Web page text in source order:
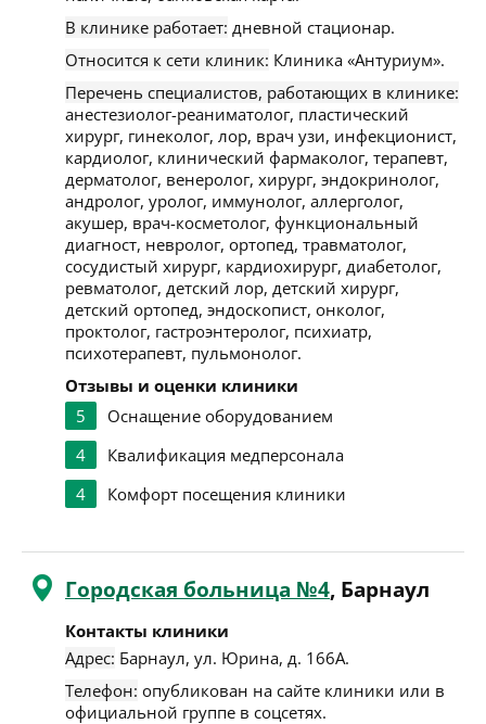
В клинике работает: дневной стационар.
Относится к сети клиник: Клиника «Антуриум».
Перечень специалистов, работающих в клинике:
анестезиолог-реаниматолог, пластический
хирург, гинеколог, лор, врач узи, инфекционист,
кардиолог, клинический фармаколог, терапевт,
дерматолог, венеролог, хирург, эндокринолог,
андролог, уролог, иммунолог, аллерголог,
акушер, врач-косметолог, функциональный
диагност, невролог, ортопед, травматолог,
сосудистый хирург, кардиохирург, диабетолог,
ревматолог, детский лор, детский хирург,
детский ортопед, эндоскопист, онколог,
проктолог, гастроэнтеролог, психиатр,
психотерапевт, пульмонолог.
Отзывы и оценки клиники
5
Оснащение оборудованием
4
Квалификация медперсонала
4
Комфорт посещения клиники
Городская больница №4, Барнаул
Контакты клиники
Адрес: Барнаул, ул. Юрина, д. 166А.
Телефон: опубликован на сайте клиники или в
официальной группе в соцсетях.